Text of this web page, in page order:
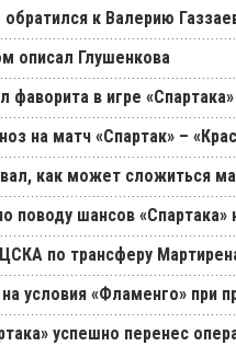
к Валерию
описал Глушенкова
фаворита в игре
на матч «Спартак» –
как может сложиться
поводу шансов
по трансферу
условия «Фламенго» при
успешно перенес